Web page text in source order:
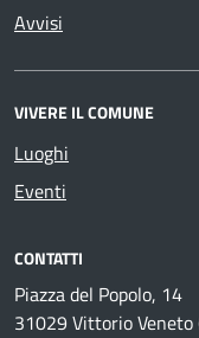
Avvisi
VIVERE IL COMUNE
Luoghi
Eventi
CONTATTI
Piazza del Popolo, 14
31029 Vittorio Veneto